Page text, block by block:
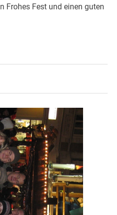
Frohes Fest und einen guten